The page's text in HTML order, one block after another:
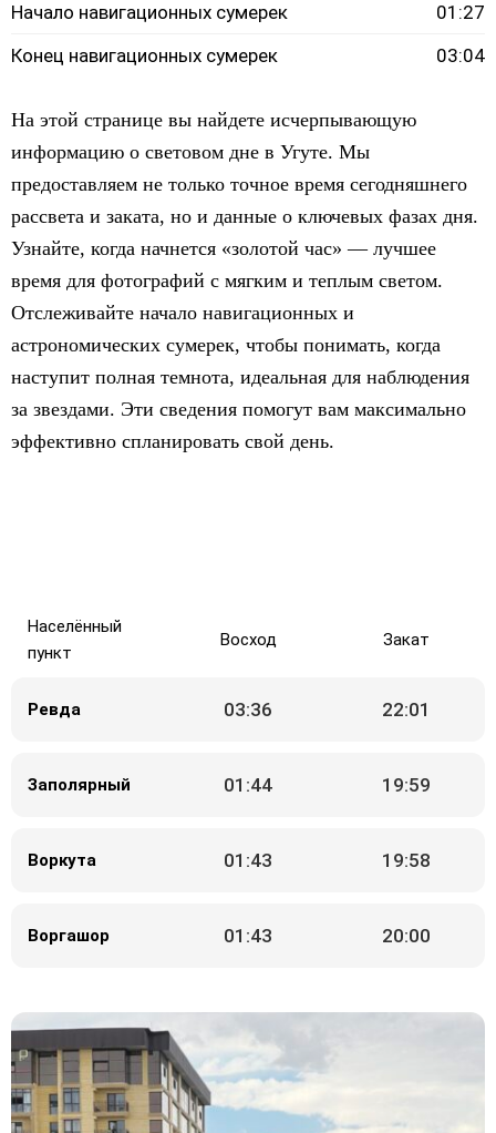
Начало навигационных сумерек
01:27
Конец навигационных сумерек
03:04
На этой странице вы найдете исчерпывающую
информацию о световом дне в Угуте. Мы
предоставляем не только точное время сегодняшнего
рассвета и заката, но и данные о ключевых фазах дня.
Узнайте, когда начнется «золотой час» — лучшее
время для фотографий с мягким и теплым светом.
Отслеживайте начало навигационных и
астрономических сумерек, чтобы понимать, когда
наступит полная темнота, идеальная для наблюдения
за звездами. Эти сведения помогут вам максимально
эффективно спланировать свой день.
Населённый
пункт
Восход Закат
Ревда 03:36 22:01
Заполярный 01:44 19:59
Воркута 01:43 19:58
Воргашор 01:43 20:00